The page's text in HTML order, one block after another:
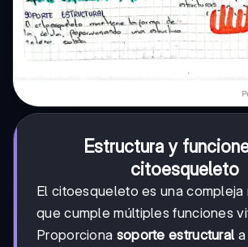
Estructura y
citoesqueleto
El citoesqueleto es una compleja
que cumple múltiples funciones
Proporciona soporte estructural